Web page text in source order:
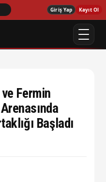
Giriş Yap Kayıt Ol
Fermin
Başladı